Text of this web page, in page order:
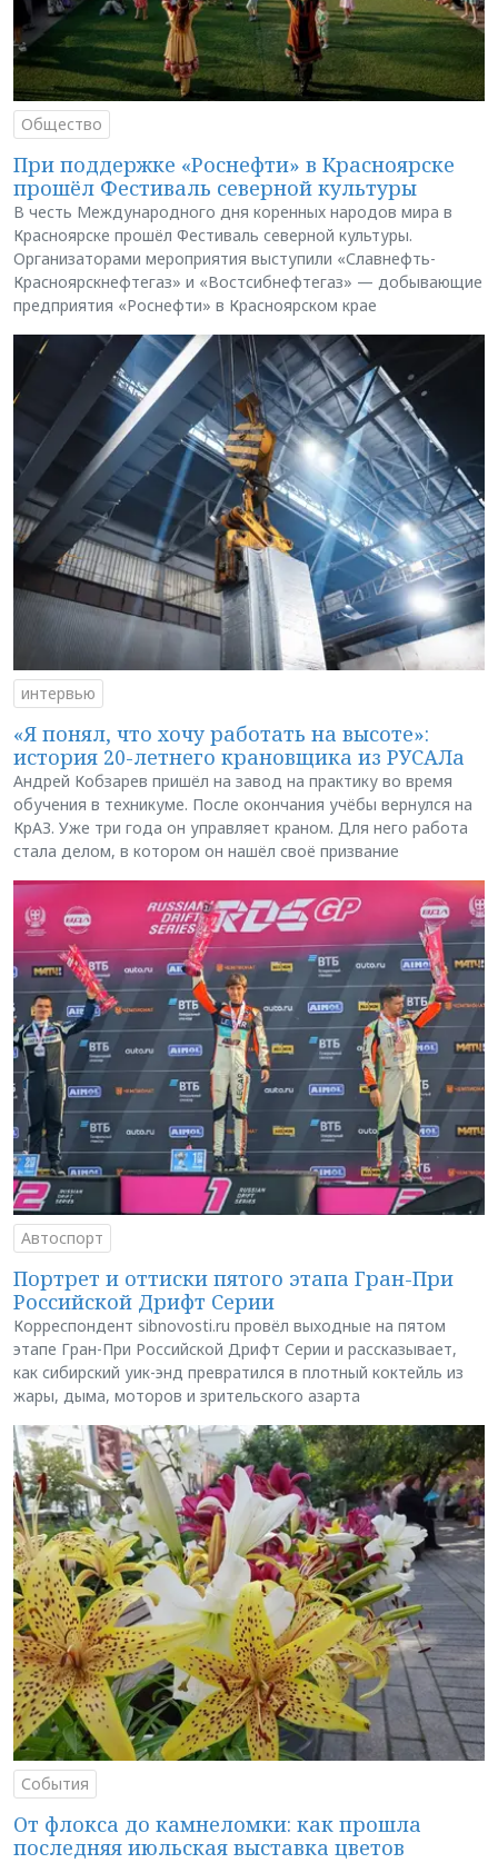
Общество
При поддержке «Роснефти» в Красноярске
прошёл Фестиваль северной культуры
В честь Международного дня коренных народов мира в
Красноярске прошёл Фестиваль северной культуры.
Организаторами мероприятия выступили «Славнефть-
Красноярскнефтегаз» и «Востсибнефтегаз» — добывающие
предприятия «Роснефти» в Красноярском крае
интервью
«Я понял, что хочу работать на высоте»:
история 20-летнего крановщика из РУСАЛа
Андрей Кобзарев пришёл на завод на практику во время
обучения в техникуме. После окончания учёбы вернулся на
КрАЗ. Уже три года он управляет краном. Для него работа
стала делом, в котором он нашёл своё призвание
Автоспорт
Портрет и оттиски пятого этапа Гран-При
Российской Дрифт Серии
Корреспондент sibnovosti.ru провёл выходные на пятом
этапе Гран-При Российской Дрифт Серии и рассказывает,
как сибирский уик-энд превратился в плотный коктейль из
жары, дыма, моторов и зрительского азарта
События
От флокса до камнеломки: как прошла
последняя июльская выставка цветов